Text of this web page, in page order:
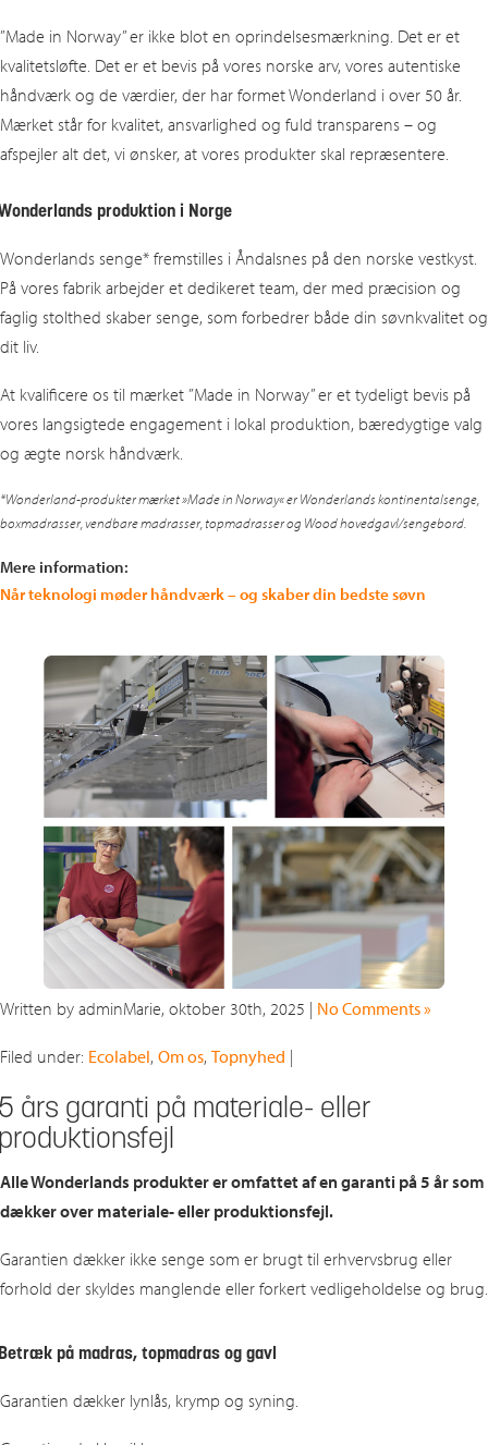
”Made in Norway” er ikke blot en oprindelsesmærkning. Det er et
kvalitetsløfte. Det er et bevis på vores norske arv, vores autentiske
håndværk og de værdier, der har formet Wonderland i over 50 år.
Mærket står for kvalitet, ansvarlighed og fuld transparens – og
afspejler alt det, vi ønsker, at vores produkter skal repræsentere.
produktion i Norge
Wonderlands senge* fremstilles i Åndalsnes på den norske vestkyst.
På vores fabrik arbejder et dedikeret team, der med præcision og
faglig stolthed skaber senge, som forbedrer både din søvnkvalitet og
dit liv.
At kvalificere os til mærket ”Made in Norway” er et tydeligt bevis på
vores langsigtede engagement i lokal produktion, bæredygtige valg
og ægte norsk håndværk.
*Wonderland-produkter mærket »Made in Norway« er Wonderlands kontinentalsenge,
boxmadrasser, vendbare madrasser, topmadrasser og Wood hovedgavl/sengebord.
Mere information:
Når teknologi møder håndværk – og skaber din bedste søvn
Written by adminMarie, oktober 30th, 2025 | No Comments »
Filed under: Ecolabel, Om os, Topnyhed |
års garanti på materiale- eller
Alle Wonderlands produkter er omfattet af en garanti på 5 år som
dækker over materiale- eller produktionsfejl.
Garantien dækker ikke senge som er brugt til erhvervsbrug eller
forhold der skyldes manglende eller forkert vedligeholdelse og brug.
på madras, topmadras og gavl
Garantien dækker lynlås, krymp og syning.